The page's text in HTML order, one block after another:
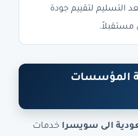
التسليم لتقييم جودة
مستقبلاً.
المؤسسات
الى سويسرا خدمات